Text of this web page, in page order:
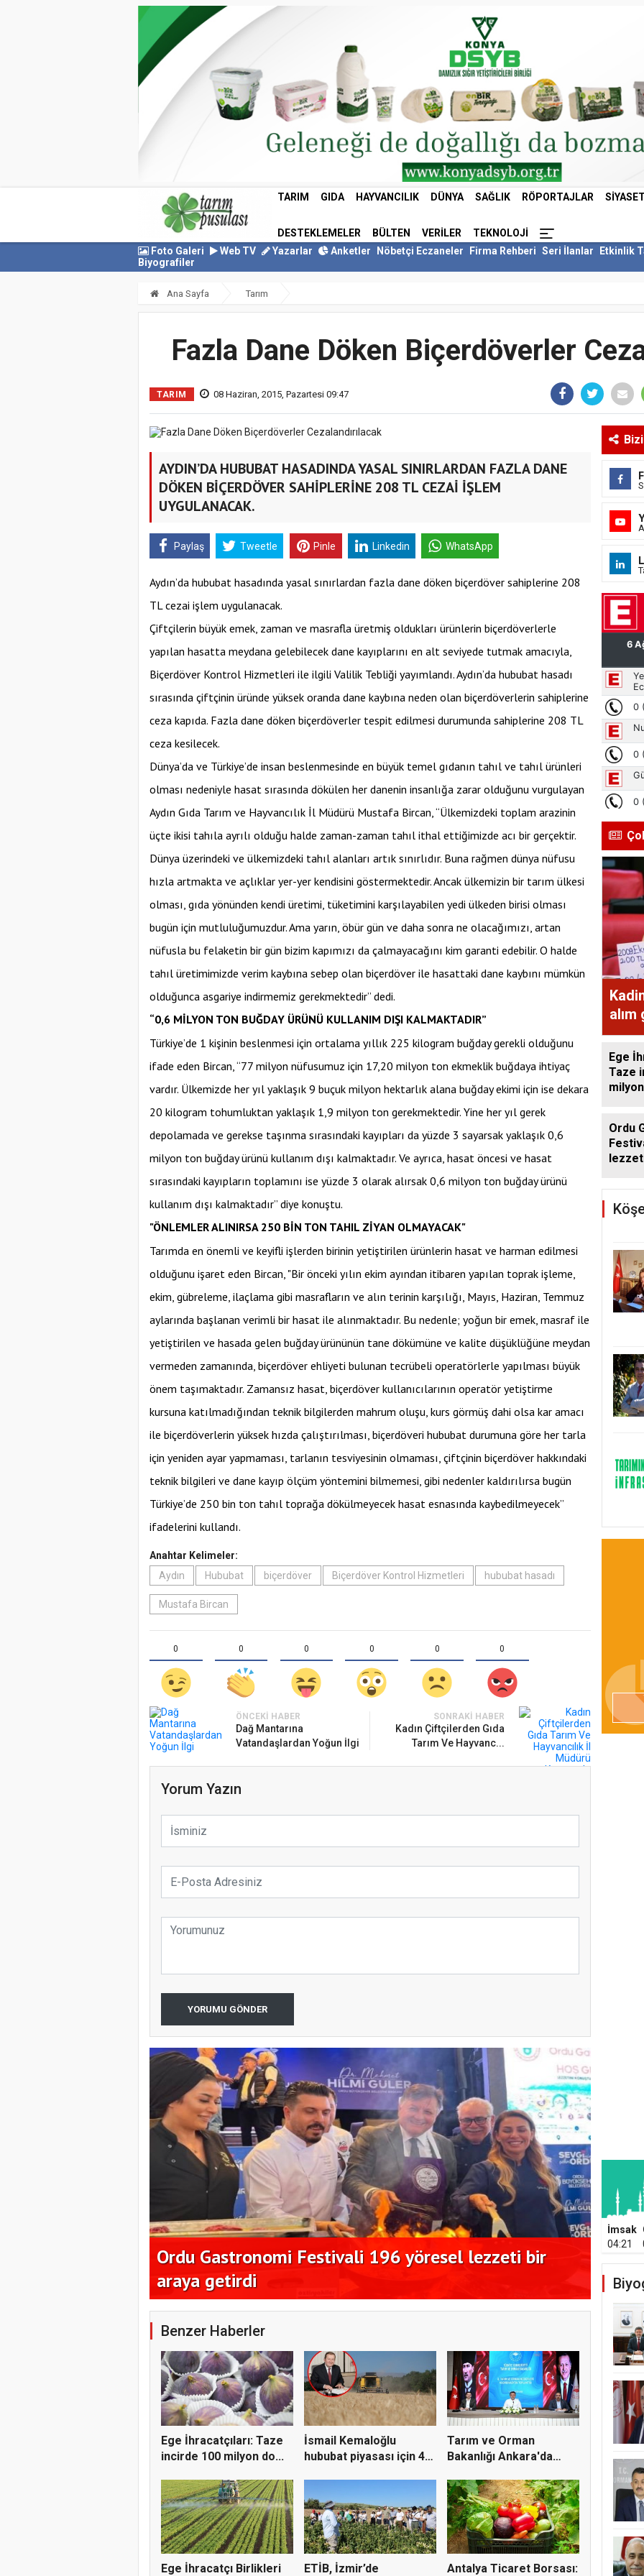
TARIM GIDA HAYVANCILIK DÜNYA SAĞLIK RÖPORTAJLAR SIYASET
DESTEKLEMELER BÜLTEN VERILER
TEKNOLOJI
Foto Galeri
Web TV Yazarlar Anketler Nöbetçi Eczaneler Firma Rehberi Seri İlanlar
Etkinlik
Biyografiler
Ana Sayfa Tarım
Fazla Dane Döken Biçerdöverler
TARIM 08 Haziran, 2015, Pazartesi 09:47
AYDIN’DA HUBUBAT HASADINDA YASAL SINIRLARDAN FAZLA DANE
DÖKEN BİÇERDÖVER SAHİPLERİNE 208 TL CEZAİ İŞLEM
UYGULANACAK.
Paylaş Tweetle Pinle Linkedin WhatsApp
Aydın’da hububat hasadında yasal sınırlardan fazla dane döken biçerdöver sahiplerine 208
TL cezai işlem uygulanacak.
Çiftçilerin büyük emek, zaman ve masrafla üretmiş oldukları ürünlerin biçerdöverlerle
yapılan hasatta meydana gelebilecek dane kayıplarını en alt seviyede tutmak amacıyla,
Biçerdöver Kontrol Hizmetleri ile ilgili Valilik Tebliği yayımlandı. Aydın’da hububat hasadı
sırasında çiftçinin üründe yüksek oranda dane kaybına neden olan biçerdöverlerin sahiplerine
ceza kapıda. Fazla dane döken biçerdöverler tespit edilmesi durumunda sahiplerine 208 TL
ceza kesilecek.
Dünya’da ve Türkiye’de insan beslenmesinde en büyük temel gıdanın tahıl ve tahıl ürünleri
olması nedeniyle hasat sırasında dökülen her danenin insanlığa zarar olduğunu vurgulayan
Aydın Gıda Tarım ve Hayvancılık İl Müdürü Mustafa Bircan, “Ülkemizdeki toplam arazinin
üçte ikisi tahıla ayrılı olduğu halde zaman-zaman tahıl ithal ettiğimizde acı bir gerçektir.
Dünya üzerindeki ve ülkemizdeki tahıl alanları artık sınırlıdır. Buna rağmen dünya nüfusu
hızla artmakta ve açlıklar yer-yer kendisini göstermektedir. Ancak ülkemizin bir tarım ülkesi
olması, gıda yönünden kendi üretimi, tüketimini karşılayabilen yedi ülkeden birisi olması
bugün için mutluluğumuzdur. Ama yarın, öbür gün ve daha sonra ne olacağımızı, artan
nüfusla bu felaketin bir gün bizim kapımızı da çalmayacağını kim garanti edebilir. O halde
tahıl üretimimizde verim kaybına sebep olan biçerdöver ile hasattaki dane kaybını mümkün
olduğunca asgariye indirmemiz gerekmektedir” dedi.
“0,6 MİLYON TON BUĞDAY ÜRÜNÜ KULLANIM DIŞI KALMAKTADIR”
Türkiye’de 1 kişinin beslenmesi için ortalama yıllık 225 kilogram buğday gerekli olduğunu
ifade eden Bircan, “77 milyon nüfusumuz için 17,20 milyon ton ekmeklik buğdaya ihtiyaç
vardır. Ülkemizde her yıl yaklaşık 9 buçuk milyon hektarlık alana buğday ekimi için ise dekara
20 kilogram tohumluktan yaklaşık 1,9 milyon ton gerekmektedir. Yine her yıl gerek
depolamada ve gerekse taşınma sırasındaki kayıpları da yüzde 3 sayarsak yaklaşık 0,6
milyon ton buğday ürünü kullanım dışı kalmaktadır. Ve ayrıca, hasat öncesi ve hasat
sırasındaki kayıpların toplamını ise yüzde 3 olarak alırsak 0,6 milyon ton buğday ürünü
kullanım dışı kalmaktadır” diye konuştu.
"ÖNLEMLER ALINIRSA 250 BİN TON TAHIL ZİYAN OLMAYACAK"
Tarımda en önemli ve keyifli işlerden birinin yetiştirilen ürünlerin hasat ve harman edilmesi
olduğunu işaret eden Bircan, "Bir önceki yılın ekim ayından itibaren yapılan toprak işleme,
ekim, gübreleme, ilaçlama gibi masrafların ve alın terinin karşılığı, Mayıs, Haziran, Temmuz
aylarında başlanan verimli bir hasat ile alınmaktadır. Bu nedenle; yoğun bir emek, masraf ile
yetiştirilen ve hasada gelen buğday ürününün tane dökümüne ve kalite düşüklüğüne meydan
vermeden zamanında, biçerdöver ehliyeti bulunan tecrübeli operatörlerle yapılması büyük
önem taşımaktadır. Zamansız hasat, biçerdöver kullanıcılarının operatör yetiştirme
kursuna katılmadığından teknik bilgilerden mahrum oluşu, kurs görmüş dahi olsa kar amacı
ile biçerdöverlerin yüksek hızda çalıştırılması, biçerdöveri hububat durumuna göre her tarla
için yeniden ayar yapmaması, tarlanın tesviyesinin olmaması, çiftçinin biçerdöver hakkındaki
teknik bilgileri ve dane kayıp ölçüm yöntemini bilmemesi, gibi nedenler kaldırılırsa bugün
Türkiye’de 250 bin ton tahıl toprağa dökülmeyecek hasat esnasında kaybedilmeyecek”
ifadelerini kullandı.
Anahtar Kelimeler:
Aydın
Hububat biçerdöver Biçerdöver Kontrol Hizmetleri hububat hasadı
Mustafa Bircan
0 0 0 0 0 0
ÖNCEKI HABER
Dağ Mantarına
Vatandaşlardan Yoğun İlgi
SONRAKI HABER
Kadın Çiftçilerden Gıda
Tarım Ve Hayvanc...
Yorum Yazın
YORUMU GÖNDER
Ordu Gastronomi Festivali 196 yöresel lezzeti bir
araya getirdi
11
Benzer Haberler
Ege İhracatçıları: Taze
incirde 100 milyon do...
İsmail Kemaloğlu
hububat piyasası için 4
Tarım ve Orman
Bakanlığı Ankara'da
Ege İhracatçı Birlikleri ETİB, İzmir’de Antalya Ticaret Borsası:
alım
Ege
Taze
Ordu
İmsak
04:21